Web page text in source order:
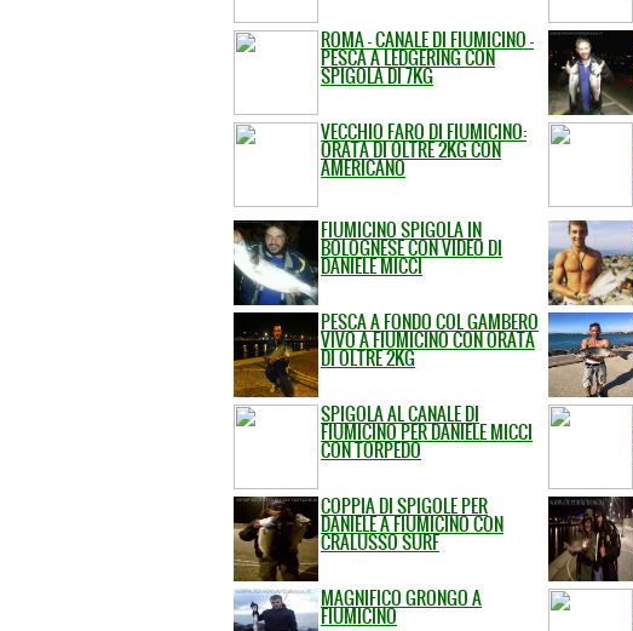
ROMA - CANALE DI FIUMICINO -
PESCA A LEDGERING CON
SPIGOLA DI 7KG
VECCHIO FARO DI FIUMICINO:
ORATA DI OLTRE 2KG CON
AMERICANO
FIUMICINO SPIGOLA IN
BOLOGNESE CON VIDEO DI
DANIELE MICCI
PESCA A FONDO COL GAMBERO
VIVO A FIUMICINO CON ORATA
DI OLTRE 2KG
SPIGOLA AL CANALE DI
FIUMICINO PER DANIELE MICCI
CON TORPEDO
COPPIA DI SPIGOLE PER
DANIELE A FIUMICINO CON
CRALUSSO SURF
MAGNIFICO GRONGO A
FIUMICINO